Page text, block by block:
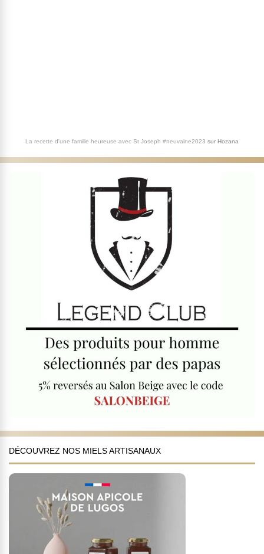
La recette d'une famille heureuse avec St Joseph #neuvaine2023 sur Hozana
DÉCOUVREZ NOS MIELS ARTISANAUX